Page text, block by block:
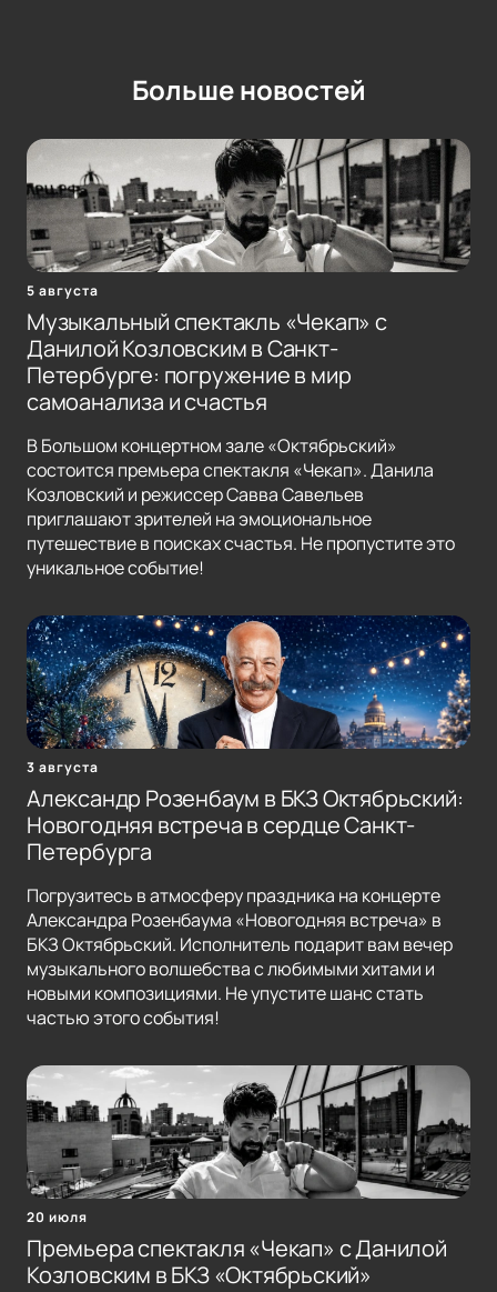
Больше новостей
5 августа
Музыкальный спектакль «Чекап» с
Данилой Козловским в Санкт-
Петербурге: погружение в мир
самоанализа и счастья
В Большом концертном зале «Октябрьский»
состоится премьера спектакля «Чекап». Данила
Козловский и режиссер Савва Савельев
приглашают зрителей на эмоциональное
путешествие в поисках счастья. Не пропустите это
уникальное событие!
3 августа
Александр Розенбаум в БКЗ Октябрьский:
Новогодняя встреча в сердце Санкт-
Петербурга
Погрузитесь в атмосферу праздника на концерте
Александра Розенбаума «Новогодняя встреча» в
БКЗ Октябрьский. Исполнитель подарит вам вечер
музыкального волшебства с любимыми хитами и
новыми композициями. Не упустите шанс стать
частью этого события!
20 июля
Премьера спектакля «Чекап» с Данилой
Козловским в БКЗ «Октябрьский»